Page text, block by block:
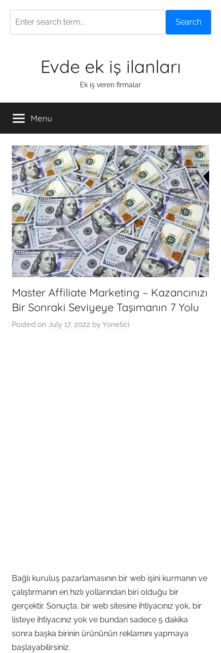
Search
Evde ek iş ilanları
Ek iş veren firmalar
Menu
Master Affiliate Marketing – Kazancınızı
Bir Sonraki Seviyeye Taşımanın 7 Yolu
Posted on July 17, 2022 byYonetici
Bağlı kuruluş pazarlamasının bir web işini kurmanın ve
çalıştırmanın en hızlı yollarından biri olduğu bir
gerçektir. Sonuçta, bir web sitesine ihtiyacınız yok, bir
listeye ihtiyacınız yok ve bundan sadece 5 dakika
sonra başka birinin ürününün reklamını yapmaya
başlayabilirsiniz.